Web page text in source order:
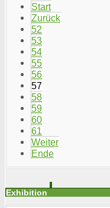
Start
Zurück
52
53
54
55
56
57
58
59
60
61
Weiter
Ende
Exhibition